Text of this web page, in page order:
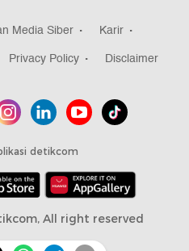
Media Siber
Karir
Privacy Policy Disclaimer
detikcom
All right reserved